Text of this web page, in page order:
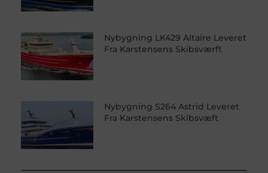
Nybygning LK429 Altaire Leveret
Fra Karstensens Skibsværft
Nybygning S264 Astrid Leveret
Fra Karstensens Skibsvæft